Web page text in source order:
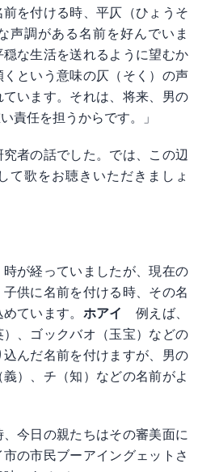
前を付ける時、平仄（ひょうそ
声調がある名前を好んでいま
な生活を送れるように望むか
という意味の仄（そく）の声
います。それは、将来、男の
責任を担うからです。」
者の話でした。では、この辺
て歌をお聴きいただきましょ
が経っていましたが、現在の
供に名前を付ける時、その名
ています。 ホアイ
例えば、
、ゴックバオ（玉宝）などの
んだ名前を付けますが、男の
）、チ（知）などの名前がよ
今日の親たちはその審美面に
の市民ブーアイングェットさ